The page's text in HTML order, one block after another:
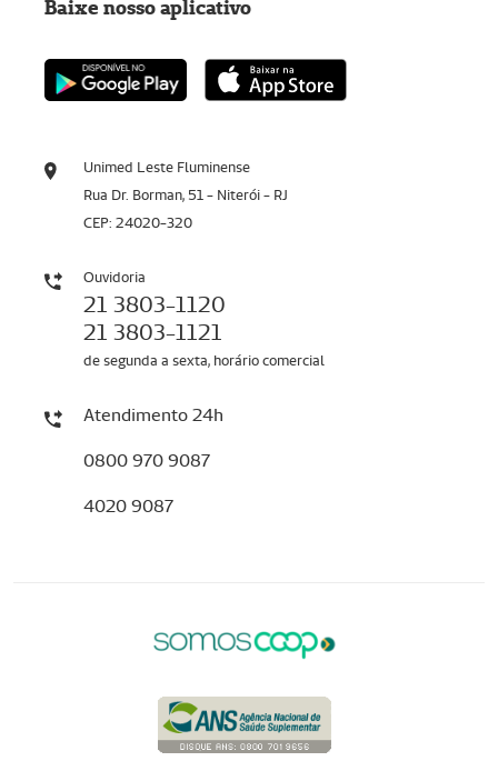
Unimed Leste Fluminense
Rua Dr. Borman, 51 - Niterói - RJ
CEP: 24020-320
Ouvidoria
21 3803-1120
21 3803-1121
de segunda a sexta, horário comercial
Atendimento 24h
0800 970 9087
4020 9087
Baixe nosso aplicativo